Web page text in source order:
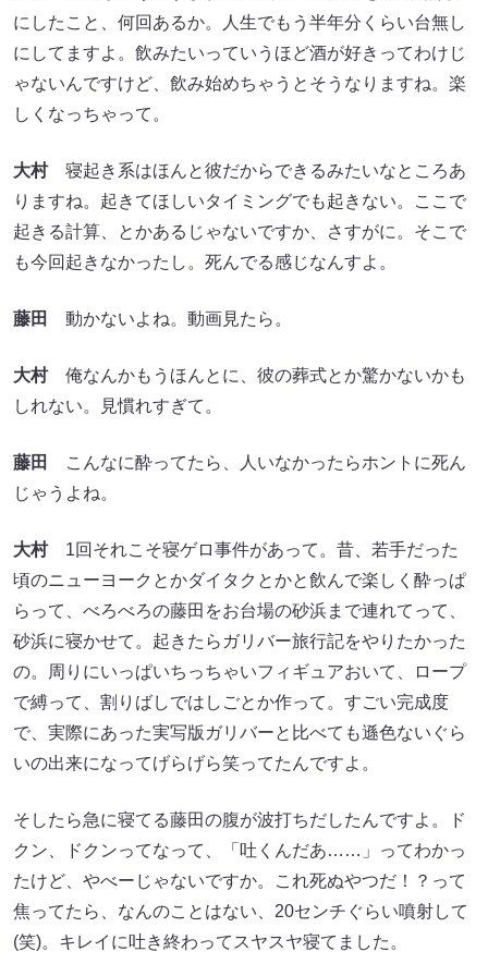
にしたこと、何回あるか。人生でもう半年分くらい台無し
にしてますよ。飲みたいっていうほど酒が好きってわけじ
ゃないんですけど、飲み始めちゃうとそうなりますね。楽
しくなっちゃって。
大村寝起き系はほんと彼だからできるみたいなところあ
りますね。起きてほしいタイミングでも起きない。ここで
起きる計算、とかあるじゃないですか、さすがに。そこで
も今回起きなかったし。死んでる感じなんすよ。
藤田 動かないよね。動画見たら。
大村俺なんかもうほんとに、彼の葬式とか驚かないかも
しれない。見慣れすぎて。
藤田
こんなに酔ってたら、人いなかったらホントに死ん
じゃうよね。
大村1回それこそ寝ゲロ事件があって。昔、若手だった
頃のニューヨークとかダイタクとかと飲んで楽しく酔っぱ
らって、べろべろの藤田をお台場の砂浜まで連れてって、
砂浜に寝かせて。起きたらガリバー旅行記をやりたかった
の。周りにいっぱいちっちゃいフィギュアおいて、ロープ
で縛って、割りばしではしごとか作って。すごい完成度
で、実際にあった実写版ガリバーと比べても遜色ないぐら
いの出来になってげらげら笑ってたんですよ。
そしたら急に寝てる藤田の腹が波打ちだしたんですよ。ド
クン、ドクンってなって、「吐くんだあ……」ってわかっ
たけど、やべーじゃないですか。これ死ぬやつだ！？って
焦ってたら、なんのことはない、20センチぐらい噴射して
(笑)。キレイに吐き終わってスヤスヤ寝てました。